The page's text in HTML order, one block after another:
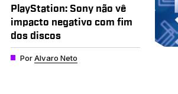
PlayStation: Sony não vê
impacto negativo com fim
dos discos
PorAlvaro Neto